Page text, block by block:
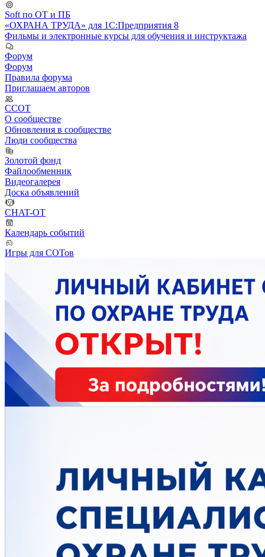
Soft по ОТ и ПБ
«ОХРАНА ТРУДА» для 1С:Предприятия 8
Фильмы и электронные курсы для обучения и инструктажа
Форум
Форум
Правила форума
Приглашаем авторов
ССОТ
О сообществе
Обновления в сообществе
Люди сообщества
Золотой фонд
Файлообменник
Видеогалерея
Доска объявлений
CHAT-OT
Календарь событий
Игры для СОТов